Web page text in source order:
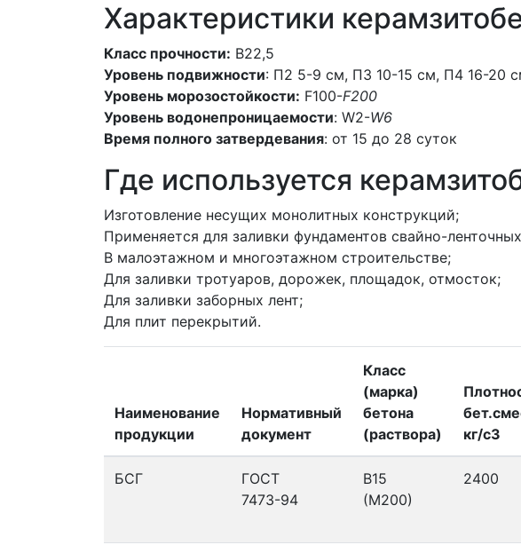
Характеристики
Класс прочности: В22,5
Уровень подвижности: П2 5-9 см, П3 10-15 см, П4 16-20
Уровень морозостойкости: F100-F200
Уровень водонепроницаемости: W2-W6
Время полного затвердевания: от 15 до 28 суток
Где используется
Изготовление несущих монолитных конструкций;
Применяется для заливки фундаментов свайно-
В малоэтажном и многоэтажном строительстве;
Для заливки тротуаров, дорожек, площадок, отмосток;
Для заливки заборных лент;
Для плит перекрытий.
Наименование
продукции
Нормативный
документ
Класс
(марка)
бетона
(раствора)
кг/с3
БСГ
ГОСТ
7473-94
В15
(М200)
2400